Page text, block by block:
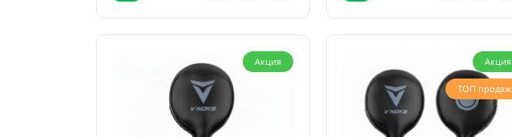
Акция Акция
ТОП продаж